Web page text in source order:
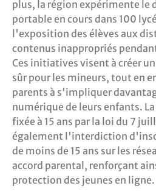
plus, la région expérimente le
portable en cours dans 100
l'exposition des élèves aux
contenus inappropriés
Ces initiatives visent à créer
sûr pour les mineurs, tout en
parents à s'impliquer
numérique de leurs enfants.
fixée à 15 ans par la loi du 7
également l'interdiction
de moins de 15 ans sur les
accord parental, renforçant
protection des jeunes en ligne.